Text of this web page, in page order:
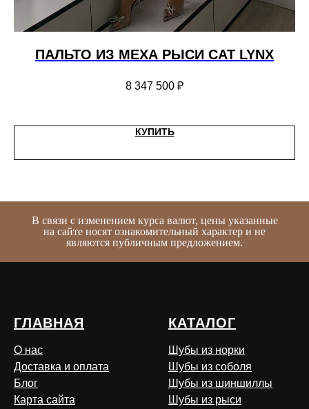
ПАЛЬТО ИЗ МЕХА РЫСИ CAT LYNX
8 347 500 ₽
КУПИТЬ
В связи с изменением курса валют, цены указанные
на сайте носят ознакомительный характер и не
являются публичным предложением.
ГЛАВНАЯ
О нас
Доставка и оплата
Блог
Карта сайта
КАТАЛОГ
Шубы из норки
Шубы из соболя
Шубы из шиншиллы
Шубы из рыси